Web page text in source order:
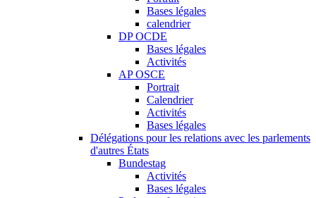
Bases légales
calendrier
DP OCDE
Bases légales
Activités
AP OSCE
Portrait
Calendrier
Activités
Bases légales
Délégations pour les relations avec les parlements
d'autres États
Bundestag
Activités
Bases légales